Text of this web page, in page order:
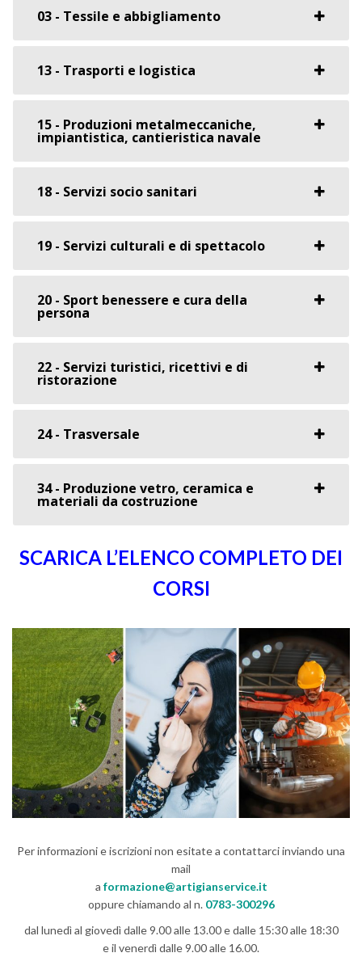
03 - Tessile e abbigliamento
13 - Trasporti e logistica
15 - Produzioni metalmeccaniche,
impiantistica, cantieristica navale
18 - Servizi socio sanitari
19 - Servizi culturali e di spettacolo
20 - Sport benessere e cura della
persona
22 - Servizi turistici, ricettivi e di
ristorazione
24 - Trasversale
34 - Produzione vetro, ceramica e
materiali da costruzione
SCARICA L’ELENCO COMPLETO DEI
CORSI
Per informazioni e iscrizioni non esitate a contattarci inviando una
mail
a formazione@artigianservice.it
oppure chiamando al n. 0783-300296
dal lunedì al giovedì dalle 9.00 alle 13.00 e dalle 15:30 alle 18:30
e il venerdì dalle 9.00 alle 16.00.